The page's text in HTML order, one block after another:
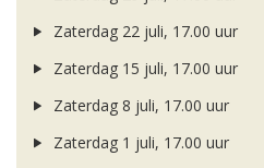
Zaterdag 22 juli, 17.00 uur
Zaterdag 15 juli, 17.00 uur
Zaterdag 8 juli, 17.00 uur
Zaterdag 1 juli, 17.00 uur